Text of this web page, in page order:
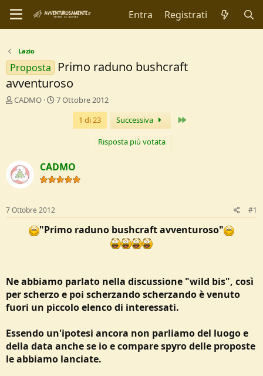
Entra Registrati
Lazio
Proposta
Primo raduno bushcraft
avventuroso
C
r
e
D
s
c
n
CADMO
D
I
n
o
7 Ottobre 2012
1 di 23
Successiva
Risposta più votata
CADMO
7 Ottobre 2012 #1
"Primo raduno bushcraft avventuroso"
Ne abbiamo parlato nella discussione "wild bis", così
per scherzo e poi scherzando scherzando è venuto
fuori un piccolo elenco di interessati.
Essendo un'ipotesi ancora non parliamo del luogo e
della data anche se io e compare spyro delle proposte
le abbiamo lanciate.